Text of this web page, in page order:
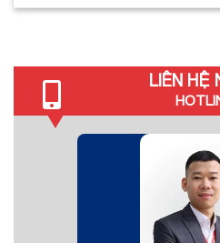
LIÊN HỆ